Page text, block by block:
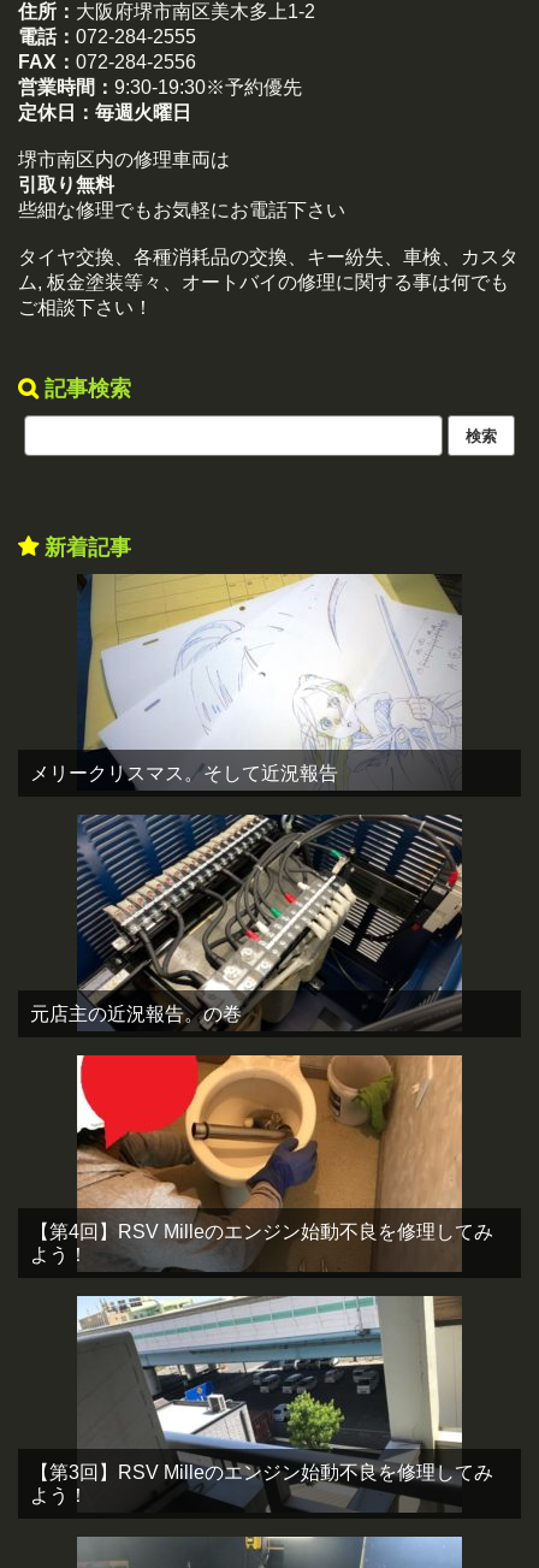
住所： 大阪府堺市南区美木多上1-2
電話： 072-284-2555
FAX： 072-284-2556
営業時間： 9:30-19:30※予約優先
定休日： 毎週火曜日
堺市南区内の修理車両は
引取り無料
些細な修理でもお気軽にお電話下さい
タイヤ交換、各種消耗品の交換、キー紛失、車検、カスタ
ム, 板金塗装等々、オートバイの修理に関する事は何でも
ご相談下さい！
記事検索
新着記事
メリークリスマス。そして近況報告
元店主の近況報告。の巻
【第4回】RSV Milleのエンジン始動不良を修理してみ
よう！
【第3回】RSV Milleのエンジン始動不良を修理してみ
よう！